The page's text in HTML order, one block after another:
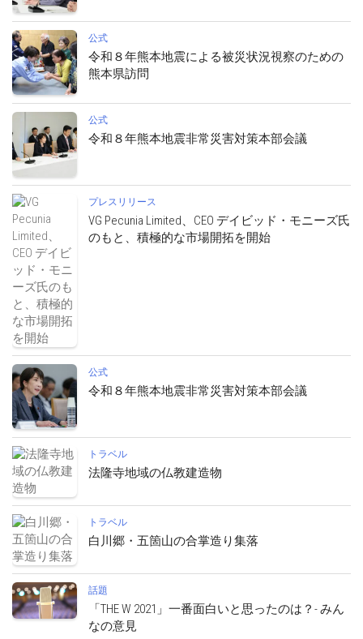
公式
令和８年熊本地震による被災状況視察のための
熊本県訪問
公式
令和８年熊本地震非常災害対策本部会議
プレスリリース
VG Pecunia Limited、CEO デイビッド・モニーズ氏
のもと、積極的な市場開拓を開始
公式
令和８年熊本地震非常災害対策本部会議
トラベル
法隆寺地域の仏教建造物
トラベル
白川郷・五箇山の合掌造り集落
話題
「THE W 2021」一番面白いと思ったのは？- みん
なの意見